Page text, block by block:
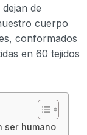
de
cuerpo
conformados
en 60 tejidos
ser humano